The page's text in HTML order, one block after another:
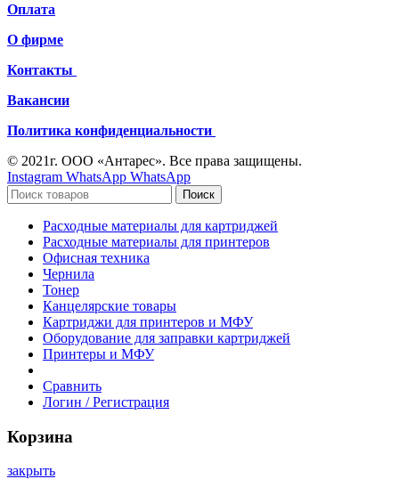
Оплата
О фирме
Контакты
Вакансии
Политика конфиденциальности
© 2021г. ООО «Антарес». Все права защищены.
Instagram WhatsApp WhatsApp
Поиск
Расходные материалы для картриджей
Расходные материалы для принтеров
Офисная техника
Чернила
Тонер
Канцелярские товары
Картриджи для принтеров и МФУ
Оборудование для заправки картриджей
Принтеры и МФУ
Сравнить
Логин / Регистрация
Корзина
закрыть